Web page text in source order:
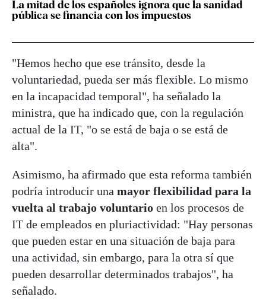
La mitad de los españoles ignora que la sanidad
pública se financia con los impuestos
"Hemos hecho que ese tránsito, desde la
voluntariedad, pueda ser más flexible. Lo mismo
en la incapacidad temporal", ha señalado la
ministra, que ha indicado que, con la regulación
actual de la IT, "o se está de baja o se está de
alta".
Asimismo, ha afirmado que esta reforma también
podría introducir una mayor flexibilidad para la
vuelta al trabajo voluntario en los procesos de
IT de empleados en pluriactividad: "Hay personas
que pueden estar en una situación de baja para
una actividad, sin embargo, para la otra sí que
pueden desarrollar determinados trabajos", ha
señalado.